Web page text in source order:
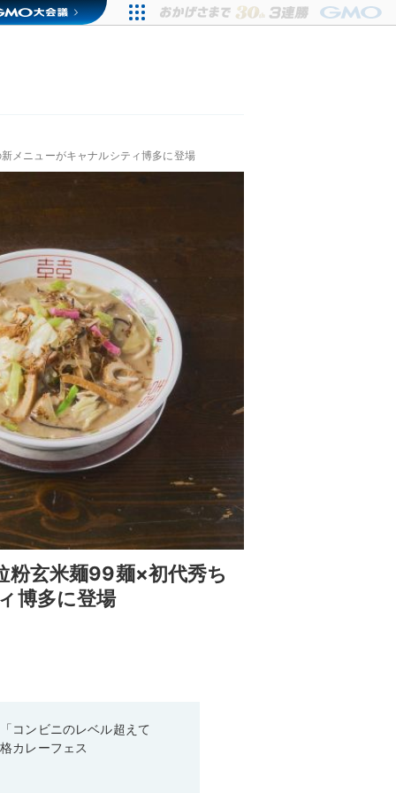
メニューがキャナルシティ博多に登場
粉玄米麺99麺×初代秀ち
博多に登場
コンビニのレベル超えて
カレーフェス